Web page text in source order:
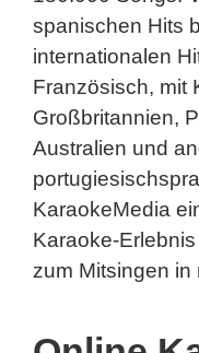
spanischen Hits
internationalen
Französisch, mit
Großbritannien,
Australien und
KaraokeMedia
Karaoke-
zum Mitsingen